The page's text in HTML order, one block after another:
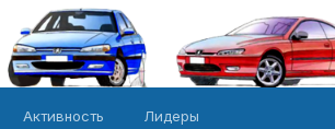
Активность Лидеры